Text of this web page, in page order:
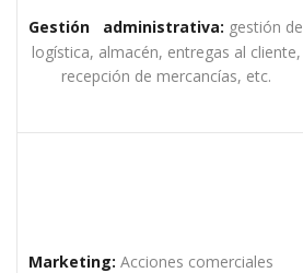
Gestión administrativa: gestión de
logística, almacén, entregas al cliente,
recepción de mercancías, etc.
Marketing: Acciones comerciales